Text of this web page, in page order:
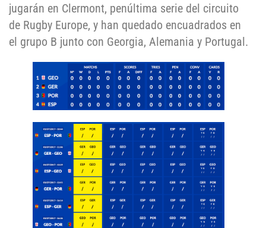
jugarán en Clermont, penúltima serie del circuito
de Rugby Europe, y han quedado encuadrados en
el grupo B junto con Georgia, Alemania y Portugal.